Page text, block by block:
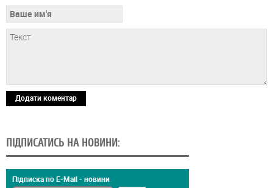
Додати коментар
ПІДПИСАТИСЬ НА НОВИНИ:
Підписка по E-Mail - новини